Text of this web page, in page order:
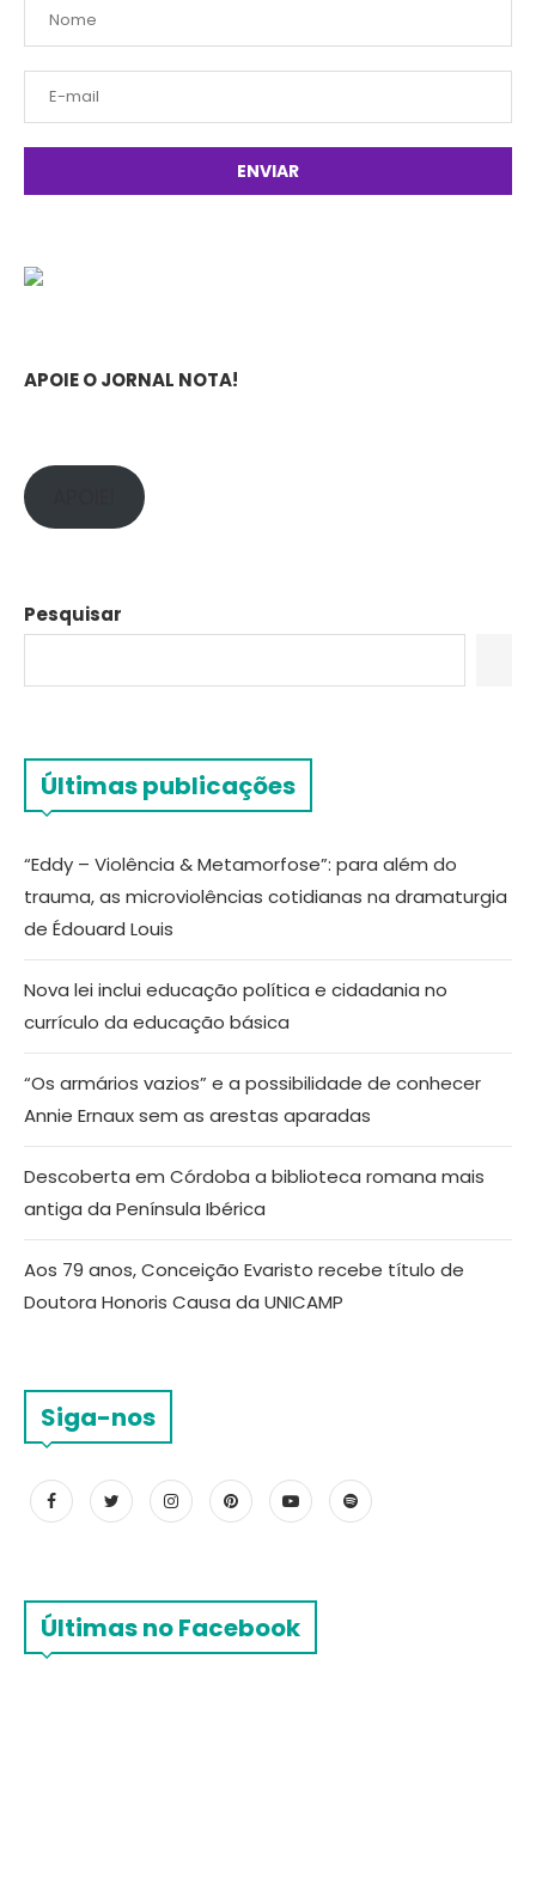
APOIE O JORNAL NOTA!
Pesquisar
Últimas publicações
“Eddy – Violência & Metamorfose”: para além do
trauma, as microviolências cotidianas na dramaturgia
de Édouard Louis
Nova lei inclui educação política e cidadania no
currículo da educação básica
“Os armários vazios” e a possibilidade de conhecer
Annie Ernaux sem as arestas aparadas
Descoberta em Córdoba a biblioteca romana mais
antiga da Península Ibérica
Aos 79 anos, Conceição Evaristo recebe título de
Doutora Honoris Causa da UNICAMP
Siga-nos
Últimas no Facebook